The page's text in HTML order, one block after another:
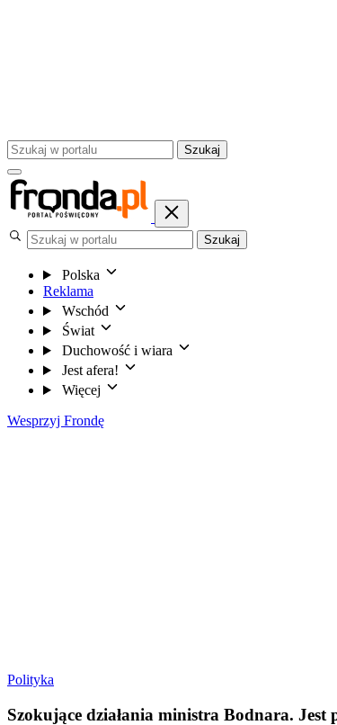
Szukaj
Szukaj
Polska
Reklama
Wschód
Świat
Duchowość i wiara
Jest afera!
Więcej
Wesprzyj Frondę
Polityka
Szokujące działania ministra Bodnara. Jest